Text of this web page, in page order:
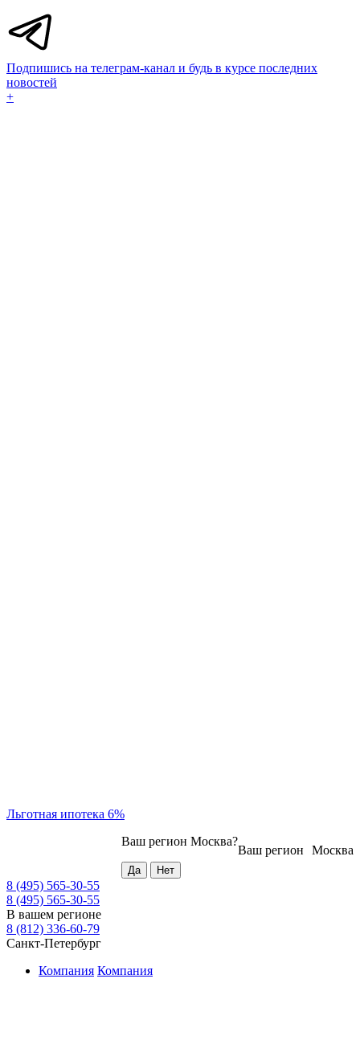
Подпишись на телеграм-канал и будь в курсе последних
новостей
+
Льготная ипотека 6%
Москва
Ваш регион
Ваш регион Москва?
8 (495) 565-30-55
8 (495) 565-30-55
В вашем регионе
8 (812) 336-60-79
Санкт-Петербург
Компания Компания